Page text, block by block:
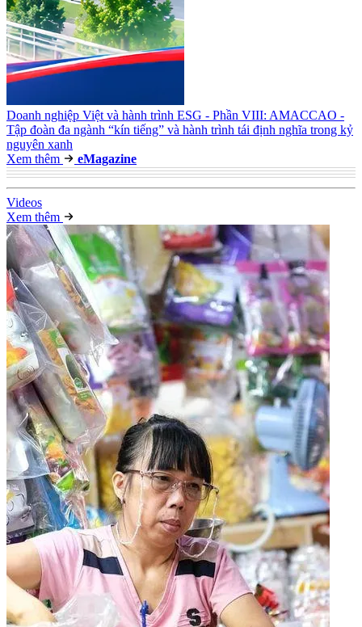
Doanh nghiệp Việt và hành trình ESG - Phần VIII: AMACCAO -
Tập đoàn đa ngành “kín tiếng” và hành trình tái định nghĩa trong kỷ
nguyên xanh
Xem thêm
eMagazine
Videos
Xem thêm